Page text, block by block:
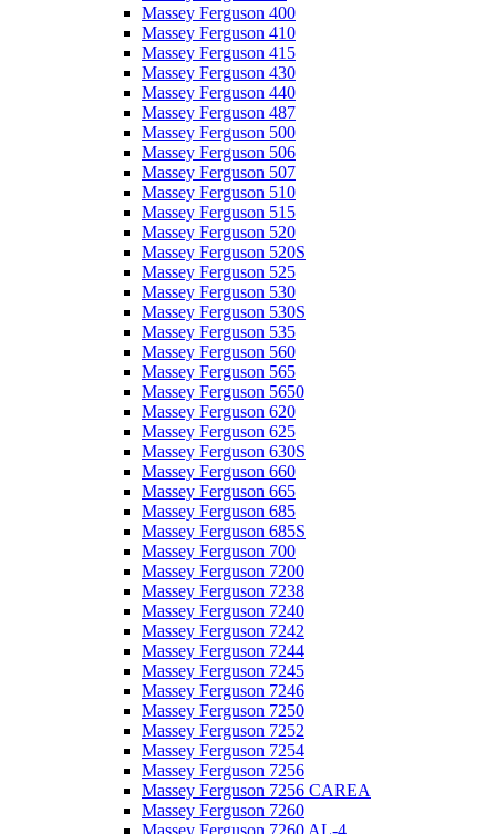
Massey Ferguson 400
Massey Ferguson 410
Massey Ferguson 415
Massey Ferguson 430
Massey Ferguson 440
Massey Ferguson 487
Massey Ferguson 500
Massey Ferguson 506
Massey Ferguson 507
Massey Ferguson 510
Massey Ferguson 515
Massey Ferguson 520
Massey Ferguson 520S
Massey Ferguson 525
Massey Ferguson 530
Massey Ferguson 530S
Massey Ferguson 535
Massey Ferguson 560
Massey Ferguson 565
Massey Ferguson 5650
Massey Ferguson 620
Massey Ferguson 625
Massey Ferguson 630S
Massey Ferguson 660
Massey Ferguson 665
Massey Ferguson 685
Massey Ferguson 685S
Massey Ferguson 700
Massey Ferguson 7200
Massey Ferguson 7238
Massey Ferguson 7240
Massey Ferguson 7242
Massey Ferguson 7244
Massey Ferguson 7245
Massey Ferguson 7246
Massey Ferguson 7250
Massey Ferguson 7252
Massey Ferguson 7254
Massey Ferguson 7256
Massey Ferguson 7256 CAREA
Massey Ferguson 7260
Massey Ferguson 7260 AL-4